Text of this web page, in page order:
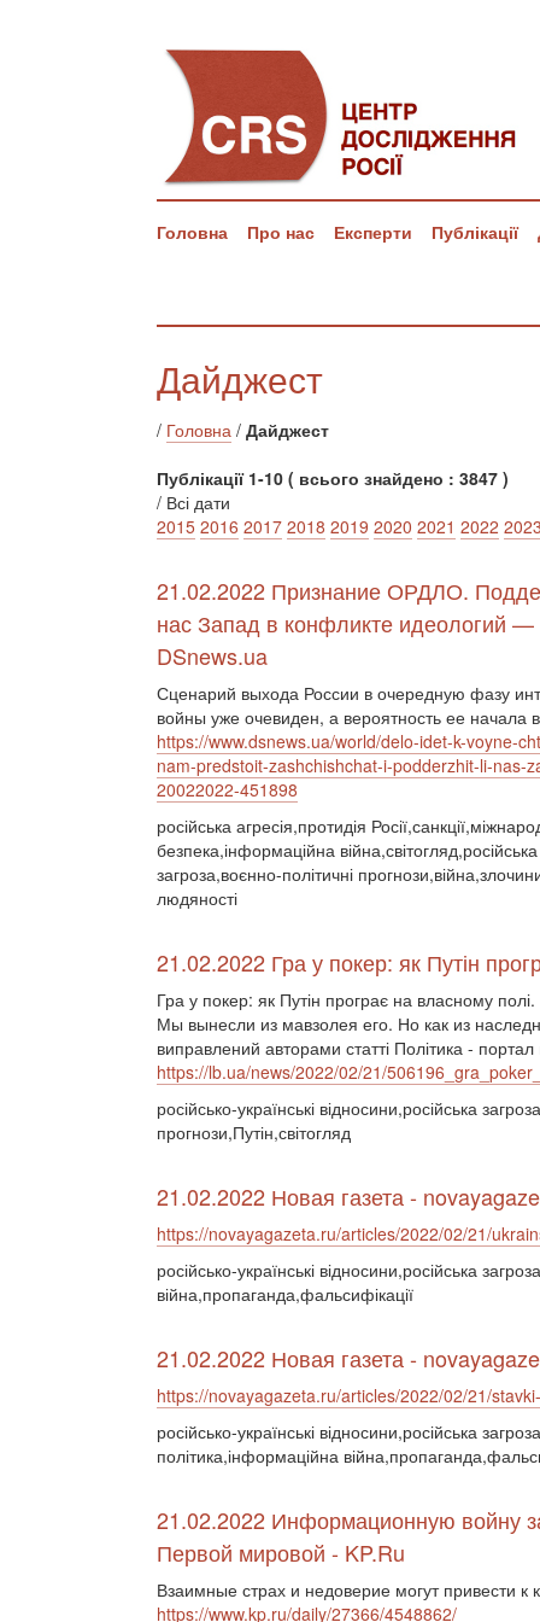
Головна Про нас Експерти Публікації
Дайджест
/ Головна / Дайджест
Публікації 1-10 ( всього знайдено : 3847 )
/ Всі дати
2015 2016 2017 2018 2019 2020 2021 2022
21.02.2022 Признание ОРДЛО.
нас Запад в конфликте идеологий —
DSnews.ua
Сценарий выхода России в очередную фазу
войны уже очевиден, а вероятность ее начала
https://www.dsnews.ua/world/delo-idet-k-voyne-
nam-predstoit-zashchishchat-i-podderzhit-li-nas-
20022022-451898
російська агресія,протидія
безпека,інформаційна війна,світогляд,російська
загроза,воєнно-політичні
людяності
21.02.2022 Гра у покер: як Путін
Гра у покер: як Путін програє на власному
Мы вынесли из мавзолея его. Но как из
виправлений авторами статті Політика -
https://lb.ua/news/2022/02/21/
російсько-українські відносини,російська
прогнози,Путін,світогляд
21.02.2022 Новая газета -
https://novayagazeta.ru/articles/2022/02/21/
російсько-українські відносини,російська
війна,пропаганда,фальсифікації
21.02.2022 Новая газета -
https://novayagazeta.ru/articles/2022/02/21/
російсько-українські відносини,російська
політика,інформаційна
21.02.2022 Информационную войну
Первой мировой - KP.Ru
Взаимные страх и недоверие могут привести к
https://www.kp.ru/daily/27366/4548862/